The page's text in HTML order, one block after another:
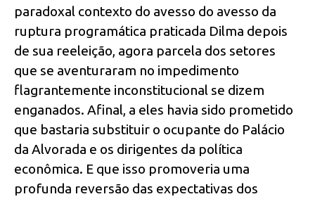
paradoxal contexto do avesso do avesso da
ruptura programática praticada Dilma depois
de sua reeleição, agora parcela dos setores
que se aventuraram no impedimento
flagrantemente inconstitucional se dizem
enganados. Afinal, a eles havia sido prometido
que bastaria substituir o ocupante do Palácio
da Alvorada e os dirigentes da política
econômica. E que isso promoveria uma
profunda reversão das expectativas dos